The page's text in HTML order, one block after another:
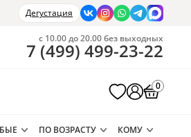
Дегустация
с 10.00 до 20.00 без выходных
7 (499) 499-23-22
0
ПО ВОЗРАСТУ
КОМУ